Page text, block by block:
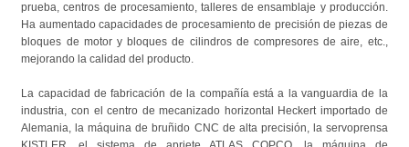
prueba, centros de procesamiento, talleres de ensamblaje y producción.
Ha aumentado capacidades de procesamiento de precisión de piezas de
bloques de motor y bloques de cilindros de compresores de aire, etc.,
mejorando la calidad del producto.
La capacidad de fabricación de la compañía está a la vanguardia de la
industria, con el centro de mecanizado horizontal Heckert importado de
Alemania, la máquina de bruñido CNC de alta precisión, la servoprensa